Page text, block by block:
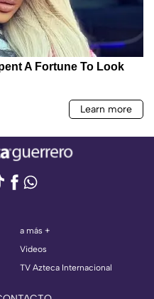
a más +
Videos
TV Azteca Internacional